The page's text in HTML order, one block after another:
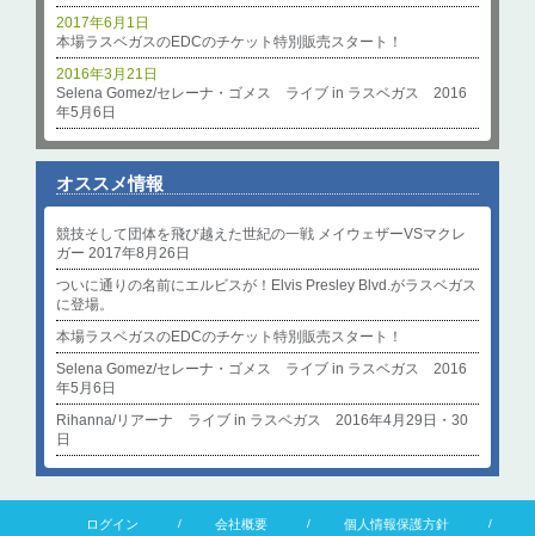
本場ラスベガスのEDCのチケット特別販売スタート！
2017年6月1日
Selena Gomez/セレーナ・ゴメス ライブ in ラスベガス 2016
年5月6日
2016年3月21日
オススメ情報
競技そして団体を飛び越えた世紀の一戦 メイウェザーVSマクレ
ガー 2017年8月26日
ついに通りの名前にエルビスが！Elvis Presley Blvd.がラスベガス
に登場。
本場ラスベガスのEDCのチケット特別販売スタート！
Selena Gomez/セレーナ・ゴメス ライブ in ラスベガス 2016
年5月6日
Rihanna/リアーナ ライブ in ラスベガス 2016年4月29日・30
日
ログイン 会社概要 個人情報保護方針